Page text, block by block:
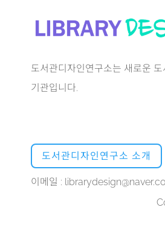
도서관디자인연구소는 새로운
기관입니다.
도서관디자인연구소 소개
이메일 :